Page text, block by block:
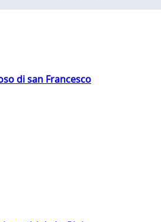
di san Francesco